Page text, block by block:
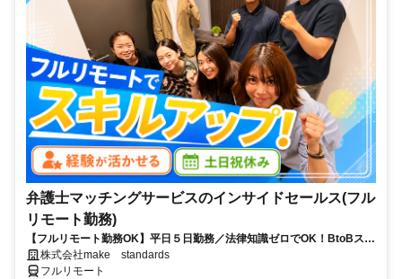
弁護士マッチングサービスのインサイドセールス(フル
リモート勤務)
【フルリモート勤務OK】平日５日勤務／法律知識ゼロでOK！BtoBスキ
ルが身につく営業職
株式会社make standards
フルリモート